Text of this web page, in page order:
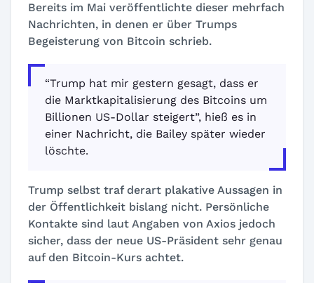
Bereits im Mai veröffentlichte dieser mehrfach
Nachrichten, in denen er über Trumps
Begeisterung von Bitcoin schrieb.
“Trump hat mir gestern gesagt, dass er
die Marktkapitalisierung des Bitcoins um
Billionen US-Dollar steigert”, hieß es in
einer Nachricht, die Bailey später wieder
löschte.
Trump selbst traf derart plakative Aussagen in
der Öffentlichkeit bislang nicht. Persönliche
Kontakte sind laut Angaben von Axios jedoch
sicher, dass der neue US-Präsident sehr genau
auf den Bitcoin-Kurs achtet.